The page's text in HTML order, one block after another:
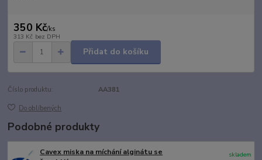
350 Kč/ks
313 Kč bez DPH
Přidat do košíku
Číslo produktu: AA381
Do oblíbených
Podobné produkty
Cavex miska na míchání alginátu se
skladem